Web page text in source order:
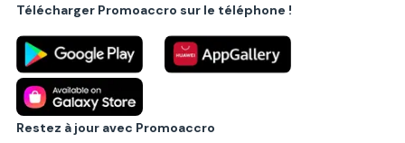
Villes principales
Politique de confidentialité
Règlements
Partenariat B2B
Blog
Contact
Télécharger Promoaccro sur le téléphone !
Restez à jour avec Promoaccro